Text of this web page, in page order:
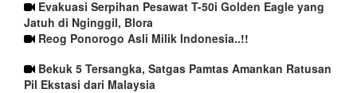
Evakuasi Serpihan Pesawat T-50i Golden Eagle yang
Jatuh di Nginggil, Blora
Reog Ponorogo Asli Milik Indonesia..!!
Bekuk 5 Tersangka, Satgas Pamtas Amankan Ratusan
Pil Ekstasi dari Malaysia